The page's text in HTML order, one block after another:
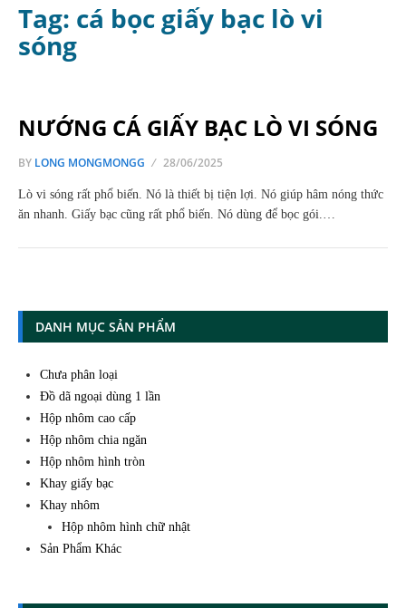
Tag: cá bọc giấy bạc lò vi
sóng
NƯỚNG CÁ GIẤY BẠC LÒ VI SÓNG
BY LONG MONGMONGG 28/06/2025
Lò vi sóng rất phổ biến. Nó là thiết bị tiện lợi. Nó giúp hâm nóng thức
ăn nhanh. Giấy bạc cũng rất phổ biến. Nó dùng để bọc gói.…
DANH MỤC SẢN PHẨM
Chưa phân loại
Đồ dã ngoại dùng 1 lần
Hộp nhôm cao cấp
Hộp nhôm chia ngăn
Hộp nhôm hình tròn
Khay giấy bạc
Khay nhôm
Hộp nhôm hình chữ nhật
Sản Phẩm Khác